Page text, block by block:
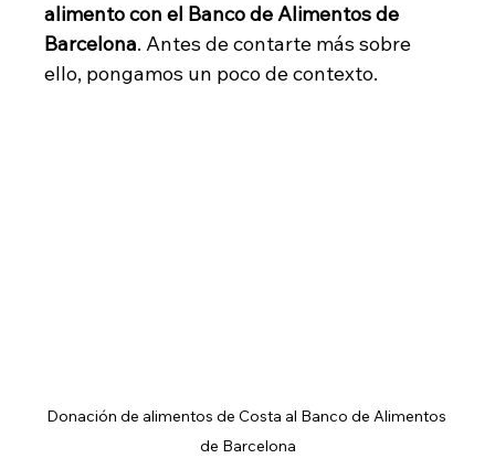
alimento con el Banco de Alimentos de
Barcelona. Antes de contarte más sobre
ello, pongamos un poco de contexto.
Donación de alimentos de Costa al Banco de Alimentos
de Barcelona